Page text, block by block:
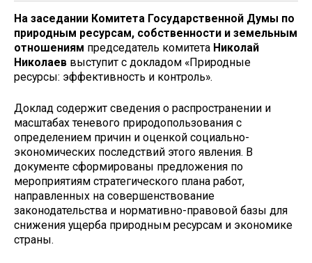
На заседании Комитета Государственной Думы по
природным ресурсам, собственности и земельным
отношениям председатель комитета Николай
Николаев выступит с докладом «Природные
ресурсы: эффективность и контроль».
Доклад содержит сведения о распространении и
масштабах теневого природопользования с
определением причин и оценкой социально-
экономических последствий этого явления. В
документе сформированы предложения по
мероприятиям стратегического плана работ,
направленных на совершенствование
законодательства и нормативно-правовой базы для
снижения ущерба природным ресурсам и экономике
страны.